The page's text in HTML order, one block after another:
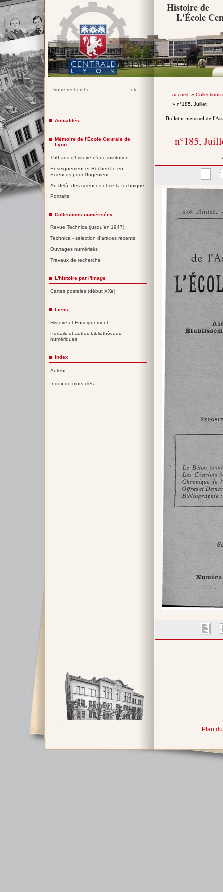
Histoire de
L'École
accueil» Collections
» n°185, Juillet
Bulletin mensuel de
n°185,
Actualités
Mémoire de l'École Centrale de
Lyon
150 ans d'histoire d'une institution
Enseignement et Recherche en
Sciences pour l'Ingénieur
Au-delà des sciences et de la technique
Portraits
Collections numérisées
Revue Technica (jusqu'en 1947)
Technica - sélection d'articles récents
Ouvrages numérisés
Travaux de recherche
L'histoire par l'image
Cartes postales (début XXe)
Liens
Histoire et Enseignement
Portails et autres bibliothèques
numériques
Index
Auteur
Index de mots-clés
Plan